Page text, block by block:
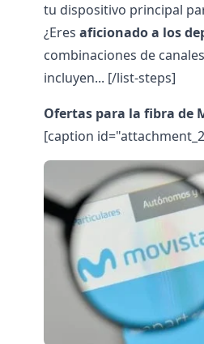
tu dispositivo principal
¿Eres aficionado a los
combinaciones de
incluyen... [/list-steps]
Ofertas para la fibra de
[caption